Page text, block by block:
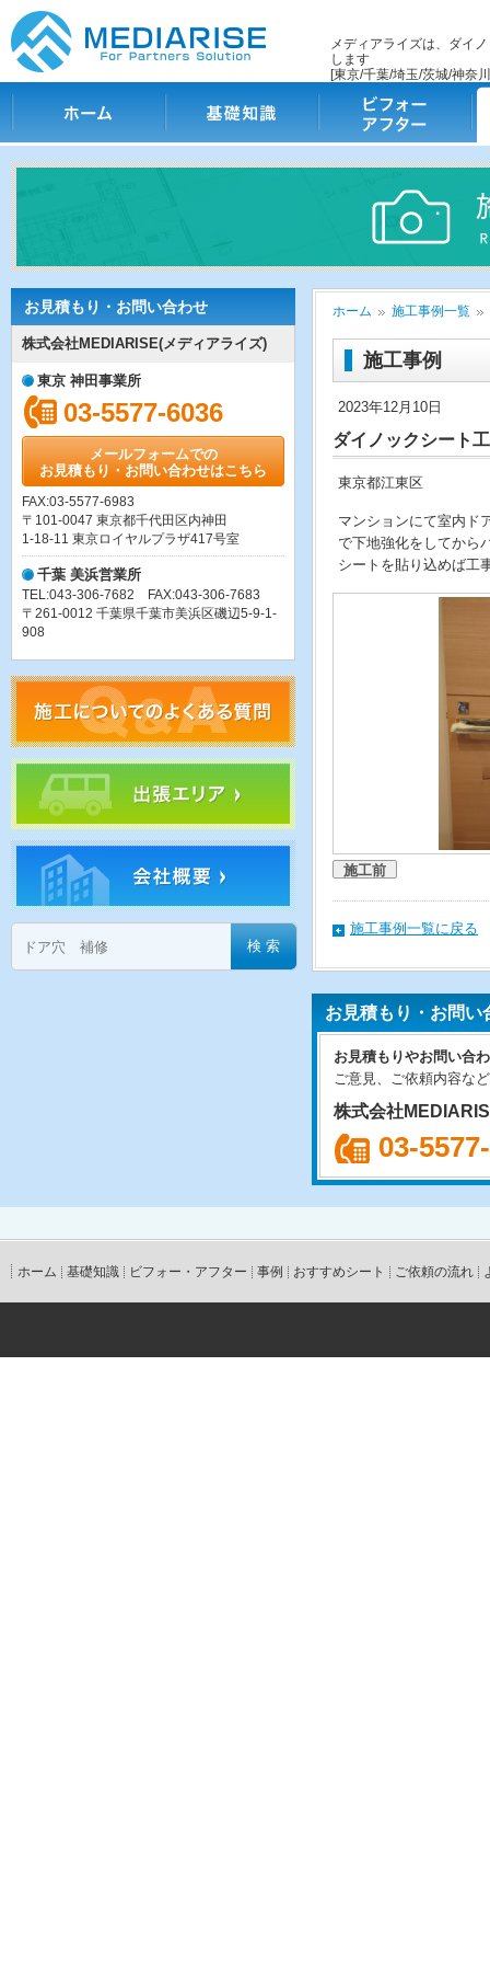
メディアライズは、ダイ
します
[東京/千葉/埼玉/茨城/神奈
ホーム 基礎知識 ビフォー・アフター 施
お見積もり・お問い合わせ
株式会社MEDIARISE(メディアライズ)
東京 神田事業所
03-5577-6036
メールフォームでの
お見積もり・お問い合わせはこちら
FAX:03-5577-6983
〒101-0047 東京都千代田区内神田
1-18-11 東京ロイヤルプラザ417号室
千葉 美浜営業所
TEL:043-306-7682 FAX:043-306-7683
〒261-0012 千葉県千葉市美浜区磯辺5-9-1-
908
ホーム 施工事例一覧
施工事例
2023年12月10日
ダイノックシート
東京都江東区
マンションにて室内ド
で下地強化をしてから
シートを貼り込めば工
施工前
施工事例一覧に戻る
お見積もり・お問い
お見積もりやお問い合
ご意見、ご依頼内容な
株式会社
03-
ホーム 基礎知識 ビフォー・アフター 事例 おすすめシート ご依頼の流れ